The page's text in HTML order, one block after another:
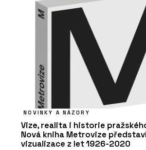
NOVINKY A NÁZORY
Vize, realita i historie
Nová kniha Metrovize
vizualizace z let 1926-2020